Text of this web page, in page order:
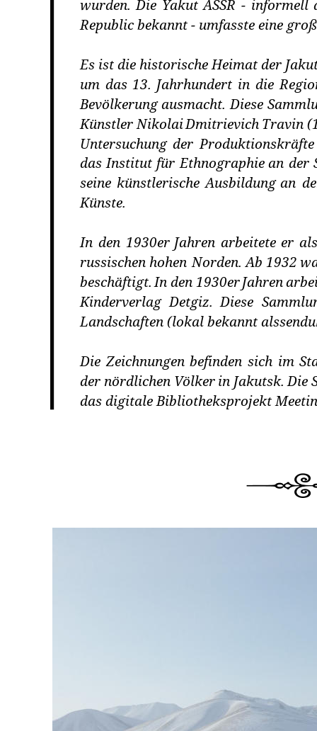
wurden. Die Yakut ASSR - informell
Republic bekannt - umfasste eine
Es ist die historische Heimat der
um das 13. Jahrhundert in die
Bevölkerung ausmacht. Diese
Künstler NikolaiDmitrievich Travin
Untersuchung der Produktionskräfte
das Institut für Ethnographie an der
seine künstlerische Ausbildung an
Künste.
In den 1930er Jahren arbeitete er
russischen hohen Norden. Ab 1932
beschäftigt.In den 1930erJahren
Kinderverlag Detgiz. Diese
Landschaften (lokal bekannt
Die Zeichnungen befinden sich im
der nördlichen Völker in Jakutsk. Die
das digitale Bibliotheksprojekt